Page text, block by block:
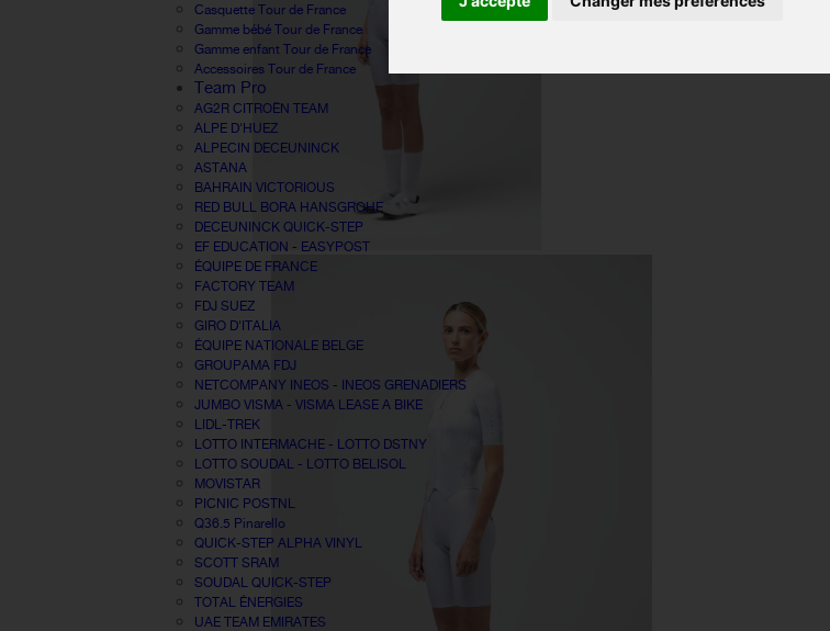
Casquette Tour de France
Gamme bébé Tour de France
Gamme enfant Tour de France
Accessoires Tour de France
Team Pro
AG2R CITROËN TEAM
ALPE D'HUEZ
ALPECIN DECEUNINCK
ASTANA
BAHRAIN VICTORIOUS
RED BULL BORA HANSGROHE
DECEUNINCK QUICK-STEP
EF EDUCATION - EASYPOST
ÉQUIPE DE FRANCE
FACTORY TEAM
FDJ SUEZ
GIRO D'ITALIA
ÉQUIPE NATIONALE BELGE
GROUPAMA FDJ
NETCOMPANY INEOS - INEOS GRENADIERS
JUMBO VISMA - VISMA LEASE A BIKE
LIDL-TREK
LOTTO INTERMACHE - LOTTO DSTNY
LOTTO SOUDAL - LOTTO BELISOL
MOVISTAR
PICNIC POSTNL
Q36.5 Pinarello
QUICK-STEP ALPHA VINYL
SCOTT SRAM
SOUDAL QUICK-STEP
TOTAL ÉNERGIES
UAE TEAM EMIRATES